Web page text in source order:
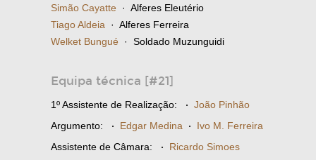
Simão Cayatte · Alferes Eleutério
Tiago Aldeia · Alferes Ferreira
Welket Bungué · Soldado Muzunguidi
Equipa técnica [#21]
1º Assistente de Realização: · João Pinhão
Argumento: · Edgar Medina · Ivo M. Ferreira
Assistente de Câmara: · Ricardo Simoes